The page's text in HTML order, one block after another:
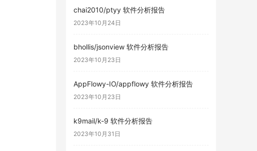
chai2010/ptyy 软件分析报告
2023年10月24日
bhollis/jsonview 软件分析报告
2023年10月23日
AppFlowy-IO/appflowy 软件分析报告
2023年10月23日
k9mail/k-9 软件分析报告
2023年10月31日